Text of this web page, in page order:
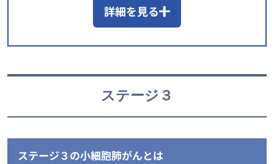
詳細を見る
ステージ３
ステージ３の小細胞肺がんとは